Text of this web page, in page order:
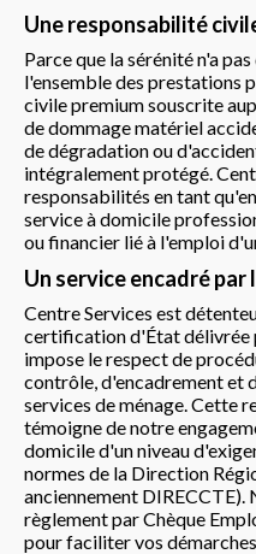
Une responsabilité
Parce que la sérénité n'a
l'ensemble des prestations
civile premium souscrite
de dommage matériel
de dégradation ou
intégralement protégé.
responsabilités en tant
service à domicile
ou financier lié à l'emploi
Un service encadré par
Centre Services est
certification d'État délivrée
impose le respect de
contrôle, d'encadrement et
services de ménage. Cette
témoigne de notre
domicile d'un niveau
normes de la Direction
anciennement DIRECCTE).
règlement par Chèque
pour faciliter vos